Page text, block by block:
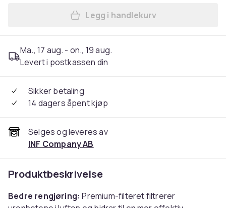
Legg Erstatningsfilter for
Legg i handlekurv
Ma., 17 aug. - on., 19 aug.
Levert i postkassen din
Sikker betaling
14 dagers åpent kjøp
Selges og leveres av
INF Company AB
Produktbeskrivelse
Bedre rengjøring: Premium-filteret filtrerer